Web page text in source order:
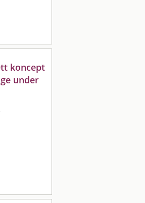
koncept
under